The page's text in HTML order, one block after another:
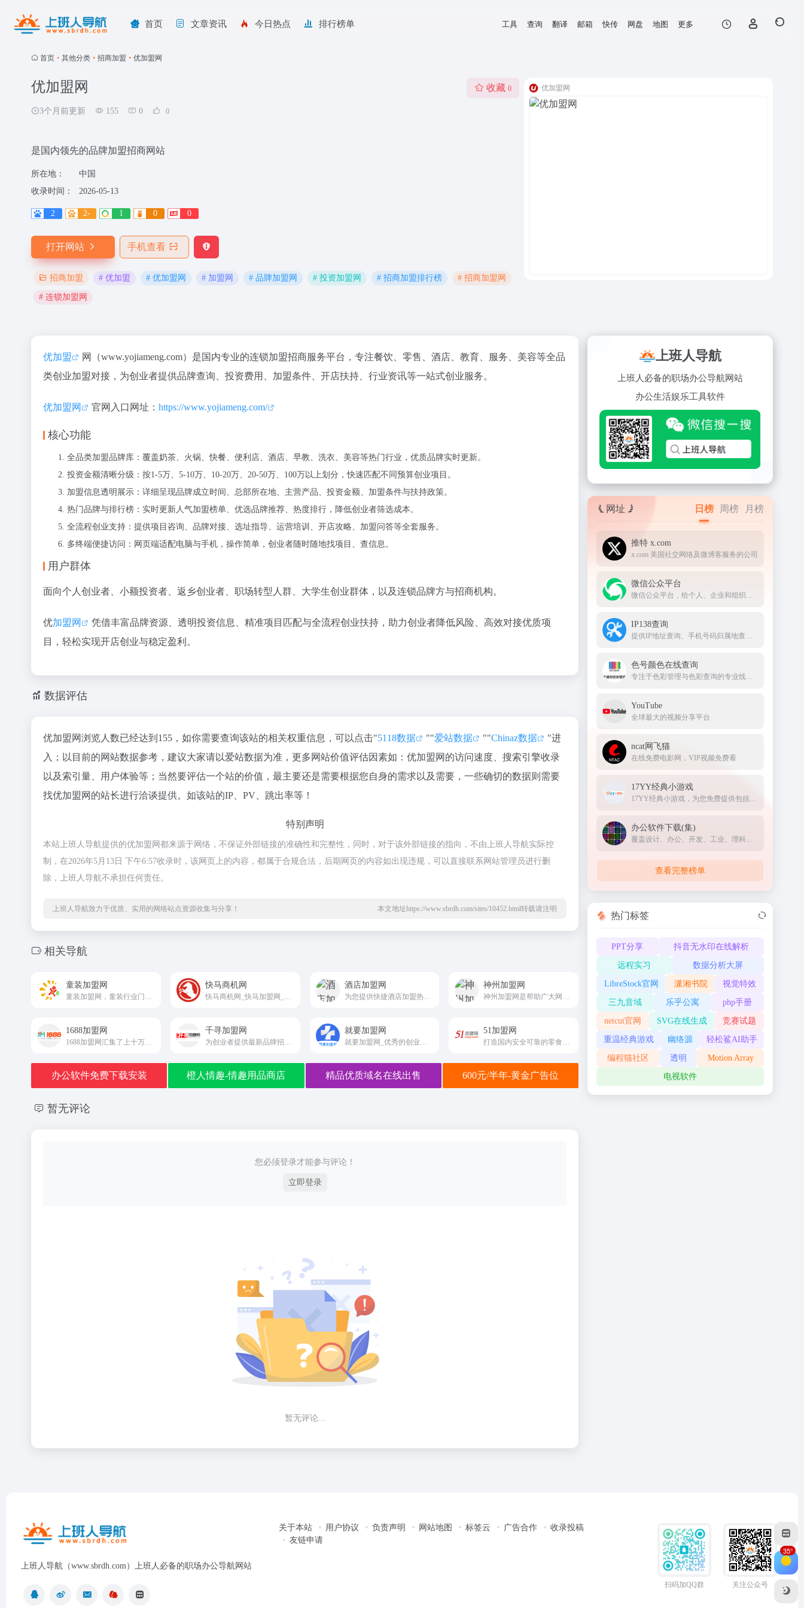
首页 文章资讯 今日热点 排行榜单 工具 查询 翻译 邮箱 快传 网盘 地图 更多
首页 • 其他分类 • 招商加盟 • 优加盟网
优加盟网
3个月前更新 155 0 0
收藏 0
是国内领先的品牌加盟招商网站
所在地：
中国
收录时间：
2026-05-13
2 2- 1 0 0
打开网站 手机查看
招商加盟 # 优加盟 # 优加盟网 # 加盟网 # 品牌加盟网 # 投资加盟网 # 招商加盟排行榜 # 招商加盟网
# 连锁加盟网
优加盟网
优加盟
网（www.yojiameng.com）是国内专业的连锁加盟招商服务平台，专注餐饮、零售、酒店、教育、服务、美容等全品
类创业加盟对接，为创业者提供品牌查询、投资费用、加盟条件、开店扶持、行业资讯等一站式创业服务。
优加盟网 官网入口网址： https://www.yojiameng.com/
核心功能
全品类加盟品牌库：覆盖奶茶、火锅、快餐、便利店、酒店、早教、洗衣、美容等热门行业，优质品牌实时更新。
投资金额清晰分级：按1-5万、5-10万、10-20万、20-50万、100万以上划分，快速匹配不同预算创业项目。
加盟信息透明展示：详细呈现品牌成立时间、总部所在地、主营产品、投资金额、加盟条件与扶持政策。
热门品牌与排行榜：实时更新人气加盟榜单、优选品牌推荐、热度排行，降低创业者筛选成本。
全流程创业支持：提供项目咨询、品牌对接、选址指导、运营培训、开店攻略、加盟问答等全套服务。
多终端便捷访问：网页端适配电脑与手机，操作简单，创业者随时随地找项目、查信息。
用户群体
面向个人创业者、小额投资者、返乡创业者、职场转型人群、大学生创业群体，以及连锁品牌方与招商机构。
优加盟网
凭借丰富品牌资源、透明投资信息、精准项目匹配与全流程创业扶持，助力创业者降低风险、高效对接优质项
目，轻松实现开店创业与稳定盈利。
数据评估
优加盟网浏览人数已经达到155，如你需要查询该站的相关权重信息，可以点击"5118数据 ""爱站数据 ""Chinaz数据
"进
入；以目前的网站数据参考，建议大家请以爱站数据为准，更多网站价值评估因素如：优加盟网的访问速度、搜索引擎收录
以及索引量、用户体验等；当然要评估一个站的价值，最主要还是需要根据您自身的需求以及需要，一些确切的数据则需要
找优加盟网的站长进行洽谈提供。如该站的IP、PV、跳出率等！
特别声明
本站上班人导航提供的优加盟网都来源于网络，不保证外部链接的准确性和完整性，同时，对于该外部链接的指向，不由上班人导航实际控
制，在2026年5月13日 下午6:57收录时，该网页上的内容，都属于合规合法，后期网页的内容如出现违规，可以直接联系网站管理员进行删
除，上班人导航不承担任何责任。
上班人导航致力于优质、实用的网络站点资源收集与分享！ 本文地址https://www.sbrdh.com/sites/10452.html转载请注明
相关导航
童装加盟网 快马商机网 酒店加盟网
为您提供快捷酒店加盟热门项目及酒店加盟详情介绍
神州加盟网
1688加盟网 千寻加盟网 就要加盟网 51加盟网
办公软件免费下载安装 橙人情趣-情趣用品商店 精品优质域名在线出售 600元/半年-黄金广告位
暂无评论
您必须登录才能参与评论！
立即登录
暂无评论...
上班人导航
上班人必备的职场办公导航网站
办公生活娱乐工具软件
网址 日榜 周榜 月榜
推特 x.com
x.com 美国社交网络及微博客服务的公司
微信公众平台
微信公众平台，给个人、企业和组织提供业务服务与用户管理能力的全新服务平台。
IP138查询
提供IP地址查询、手机号码归属地查询、邮政编码查询及身份证号码验证等服务
色号颜色在线查询
专注于色彩管理与色彩查询的专业线上平台
YouTube
全球最大的视频分享平台
ncat网飞猫
在线免费电影网，VIP视频免费看
17YY经典小游戏
17YY经典小游戏，为您免费提供包括动作、体育、益智、射击、冒险、策略、装扮、敏捷等各种类型经典小游戏大全。17yy小游戏，努力做国内最优秀的小游戏网站。17yy，一起玩玩吧。
办公软件下载(集)
覆盖设计、办公、开发、工业、理科、装机工具等全品类软件，版本齐全、教程配套、下载便捷
查看完整榜单
热门标签
PPT分享 抖音无水印在线解析
远程实习 数据分析大屏
LibreStock官网 潇湘书院 视觉特效
三九音域 乐乎公寓 php手册
netcut官网 SVG在线生成 竞赛试题
重温经典游戏 幽络源 轻松鲨AI助手
编程猫社区 透明 Motion Array
电视软件
上班人导航（www.sbrdh.com）上班人必备的职场办公导航网站
关于本站 用户协议 负责声明 网站地图 标签云 广告合作
收录投稿
友链申请
扫码加QQ群 关注公众号
35°